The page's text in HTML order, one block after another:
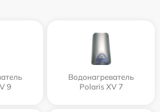
9
Водонагреватель
Polaris XV 7